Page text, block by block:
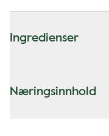
Ingredienser
Næringsinnhold